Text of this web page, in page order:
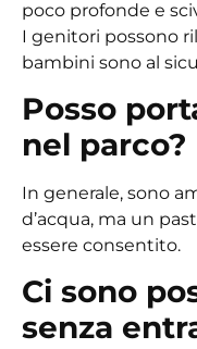
poco profonde e
I genitori possono
bambini sono al
Posso
nel parco?
In generale, sono
d’acqua, ma un
essere consentito.
Ci sono
senza